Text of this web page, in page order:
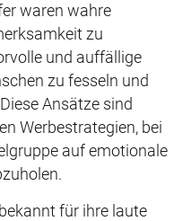
waren wahre
zu
und auffällige
zu fesseln und
Ansätze sind
Werbestrategien, bei
auf emotionale
für ihre laute